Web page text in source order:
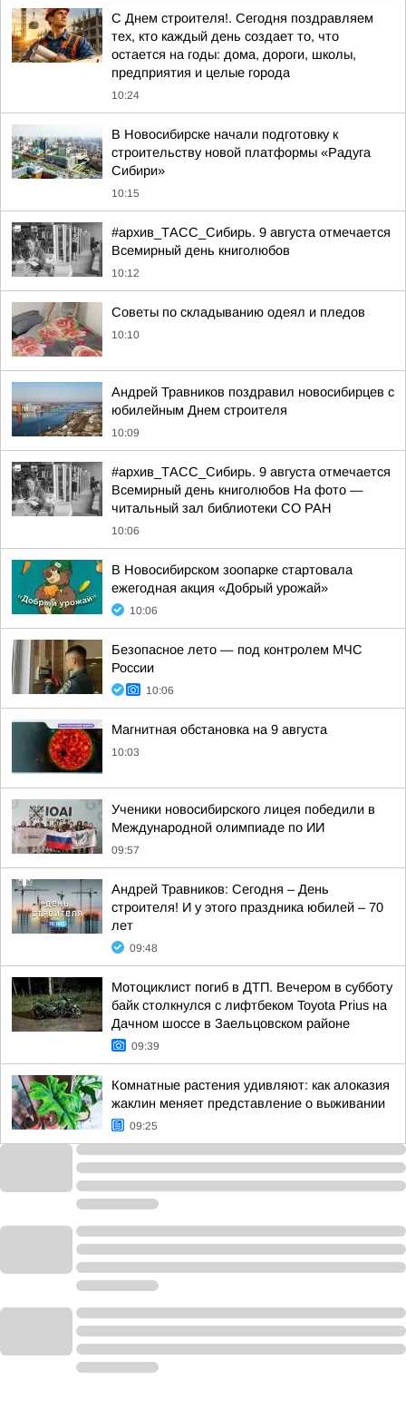
С Днем строителя!. Сегодня поздравляем
тех, кто каждый день создает то, что
остается на годы: дома, дороги, школы,
предприятия и целые города
10:24
В Новосибирске начали подготовку к
строительству новой платформы «Радуга
Сибири»
10:15
#архив_ТАСС_Сибирь. 9 августа отмечается
Всемирный день книголюбов
10:12
Советы по складыванию одеял и пледов
10:10
Андрей Травников поздравил новосибирцев с
юбилейным Днем строителя
10:09
#архив_ТАСС_Сибирь. 9 августа отмечается
Всемирный день книголюбов На фото —
читальный зал библиотеки СО РАН
10:06
В Новосибирском зоопарке стартовала
ежегодная акция «Добрый урожай»
10:06
Безопасное лето — под контролем МЧС
России
10:06
Магнитная обстановка на 9 августа
10:03
Ученики новосибирского лицея победили в
Международной олимпиаде по ИИ
09:57
Андрей Травников: Сегодня – День
строителя! И у этого праздника юбилей – 70
лет
09:48
Мотоциклист погиб в ДТП. Вечером в субботу
байк столкнулся с лифтбеком Toyota Prius на
Дачном шоссе в Заельцовском районе
09:39
Комнатные растения удивляют: как алоказия
жаклин меняет представление о выживании
09:25